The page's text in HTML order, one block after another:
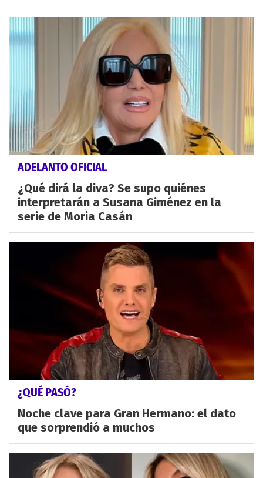
ADELANTO OFICIAL
¿Qué dirá la diva? Se supo quiénes
interpretarán a Susana Giménez en la
serie de Moria Casán
¿QUÉ PASÓ?
Noche clave para Gran Hermano: el dato
que sorprendió a muchos